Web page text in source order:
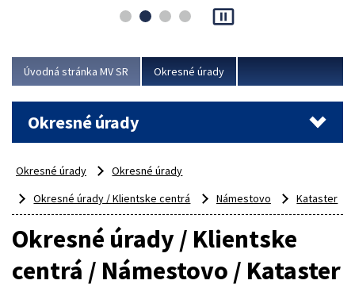
asociácie poisťovní (SLASPO) a Ministerstva vnútra SR.
Viac
pause_presentation
Úvodná stránka MV SR Okresné úrady
Okresné úrady
Okresné úrady
Okresné úrady
Okresné úrady / Klientske centrá
Námestovo Kataster
Okresné úrady / Klientske
centrá / Námestovo / Kataster